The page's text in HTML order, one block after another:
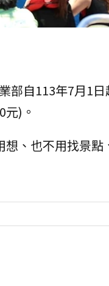
部自113年7月1
)。
、也不用找景點